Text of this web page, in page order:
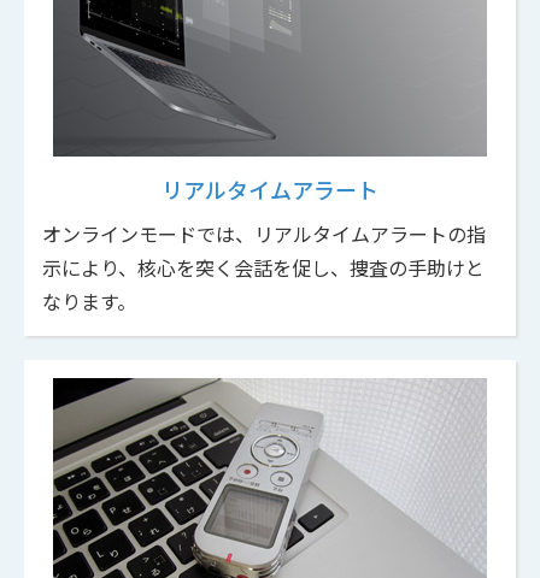
リアルタイムアラート
オンラインモードでは、リアルタイムアラートの指
示により、核心を突く会話を促し、捜査の手助けと
なります。